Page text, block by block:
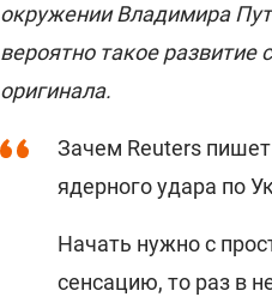
окружении Владимира
вероятно такое
оригинала.
Зачем Reuters
ядерного удара по
Начать нужно с
сенсацию, то раз в